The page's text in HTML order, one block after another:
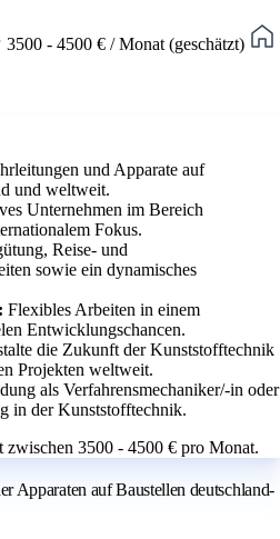
3500 - 4500 € / Monat (geschätzt)
und Apparate auf
und weltweit.
Unternehmen im Bereich
Fokus.
Reise- und
sowie ein dynamisches
Flexibles Arbeiten in einem
Entwicklungschancen.
die Zukunft der Kunststofftechnik
Projekten weltweit.
als Verfahrensmechaniker/-in oder
in der Kunststofftechnik.
zwischen 3500 - 4500 € pro Monat.
Apparaten auf Baustellen deutschland-